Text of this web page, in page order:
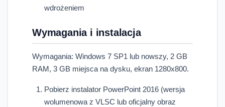
wdrożeniem
Wymagania i instalacja
Wymagania: Windows 7 SP1 lub nowszy, 2 GB
RAM, 3 GB miejsca na dysku, ekran 1280x800.
Pobierz instalator PowerPoint 2016 (wersja
wolumenowa z VLSC lub oficjalny obraz